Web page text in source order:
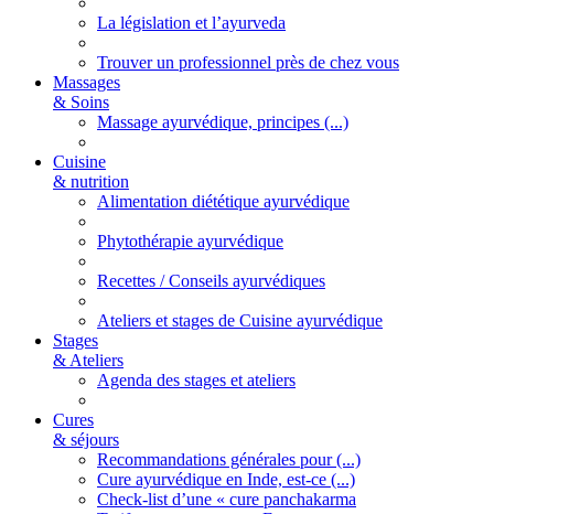
La législation et l’ayurveda
Trouver un professionnel près de chez vous
Massages
& Soins
Massage ayurvédique, principes (...)
Cuisine
& nutrition
Alimentation diététique ayurvédique
Phytothérapie ayurvédique
Recettes / Conseils ayurvédiques
Ateliers et stages de Cuisine ayurvédique
Stages
& Ateliers
Agenda des stages et ateliers
Cures
& séjours
Recommandations générales pour (...)
Cure ayurvédique en Inde, est-ce (...)
Check-list d’une « cure panchakarma